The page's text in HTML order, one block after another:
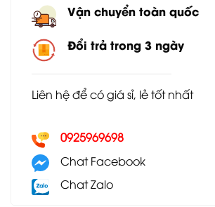
600.000₫.là:
Vận chuyển toàn quốc
Đổi trả trong 3 ngày
Liên hệ để có giá sỉ, lẻ tốt nhất
0925969698
Chat Facebook
Chat Zalo